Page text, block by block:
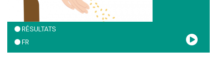
RÉSULTATS
FR